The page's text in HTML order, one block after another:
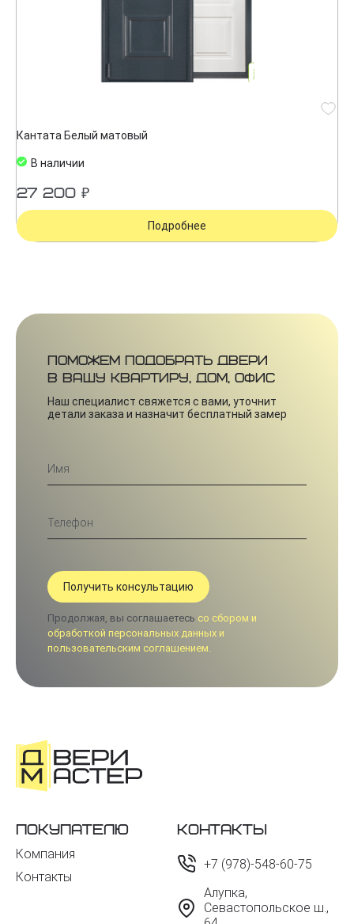
Кантата Белый матовый
В наличии
27 200 ₽
Подробнее
Поможем подобрать двери
в вашу квартиру, дом, офис
Наш специалист свяжется с вами, уточнит
детали заказа и назначит бесплатный замер
Продолжая, вы соглашаетесь со сбором и
обработкой персональных данных и
пользовательским соглашением.
Покупателю
Компания
Контакты
Контакты
+7 (978)-548-60-75
Алупка,
Севастопольское ш.,